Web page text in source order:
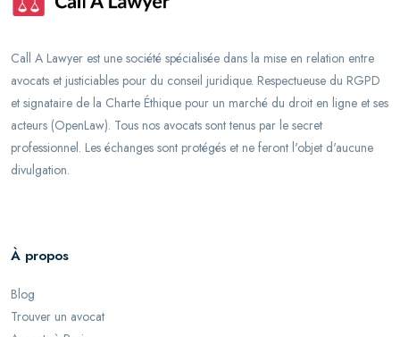
Call A Lawyer est une société spécialisée dans la mise en relation entre
avocats et justiciables pour du conseil juridique. Respectueuse du RGPD
et signataire de la Charte Éthique pour un marché du droit en ligne et ses
acteurs (OpenLaw). Tous nos avocats sont tenus par le secret
professionnel. Les échanges sont protégés et ne feront l'objet d'aucune
divulgation.
À propos
Blog
Trouver un avocat